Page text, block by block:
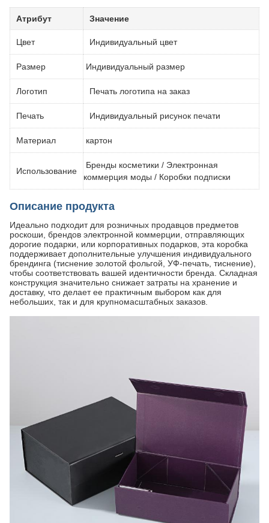
Атрибут Значение
Цвет Индивидуальный цвет
Размер Индивидуальный размер
Логотип Печать логотипа на заказ
Печать Индивидуальный рисунок печати
Материал картон
Использование
Бренды косметики / Электронная
коммерция моды / Коробки подписки
Описание продукта
Идеально подходит для розничных продавцов предметов
роскоши, брендов электронной коммерции, отправляющих
дорогие подарки, или корпоративных подарков, эта коробка
поддерживает дополнительные улучшения индивидуального
брендинга (тиснение золотой фольгой, УФ-печать, тиснение),
чтобы соответствовать вашей идентичности бренда. Складная
конструкция значительно снижает затраты на хранение и
доставку, что делает ее практичным выбором как для
небольших, так и для крупномасштабных заказов.